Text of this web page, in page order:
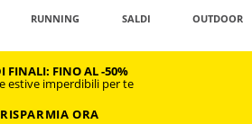
RUNNING SALDI OUTDOOR
FINALI: FINO AL -50%
estive imperdibili per te
RISPARMIA ORA